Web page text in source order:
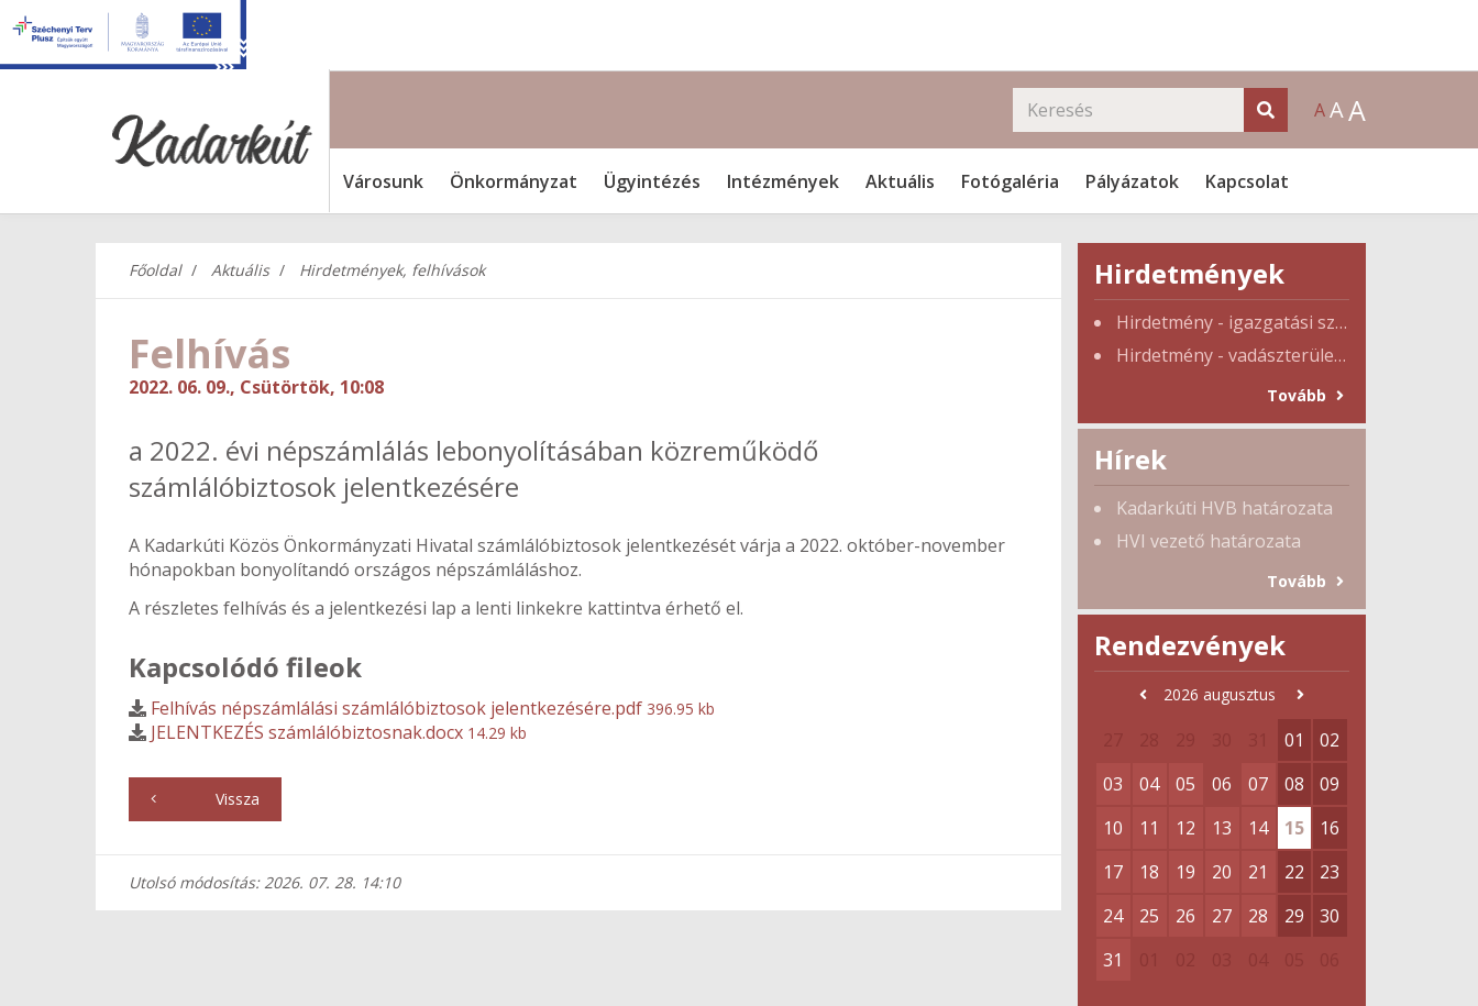
AAA
Városunk Önkormányzat Ügyintézés Intézmények Aktuális Fotógaléria Pályázatok Kapcsolat
Főoldal Aktuális Hirdetmények, felhívások
Felhívás
2022. 06. 09., Csütörtök, 10:08
a 2022. évi népszámlálás lebonyolításában közreműködő
számlálóbiztosok jelentkezésére
A Kadarkúti Közös Önkormányzati Hivatal számlálóbiztosok jelentkezését várja a 2022. október-november
hónapokban bonyolítandó országos népszámláláshoz.
A részletes felhívás és a jelentkezési lap a lenti linkekre kattintva érhető el.
Kapcsolódó fileok
Felhívás népszámlálási számlálóbiztosok jelentkezésére.pdf 396.95 kb
JELENTKEZÉS számlálóbiztosnak.docx 14.29 kb
Vissza
Utolsó módosítás: 2026. 07. 28. 14:10
Hirdetmények
Hirdetmény - igazgatási szünet
Hirdetmény - vadászterület tulajdonosi gyűlés
Tovább
Hírek
Kadarkúti HVB határozata
HVI vezető határozata
Tovább
Rendezvények
2026 augusztus
01
02
03
04 05 06 07 08
09
10
11 12 13 14 15
16
17
18 19 20 21 22
23
24
25 26 27 28 29
30
31